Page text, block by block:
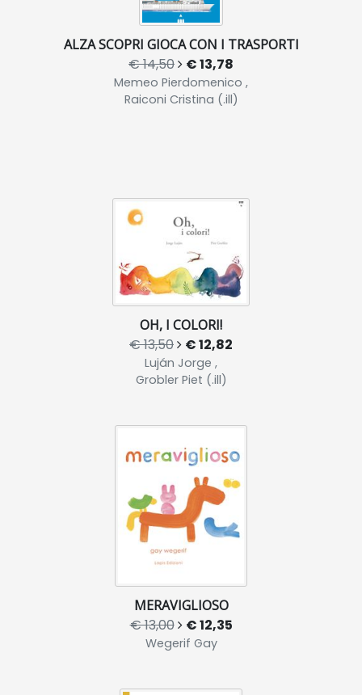
ALZA SCOPRI GIOCA CON I TRASPORTI
€ 14,50 € 13,78
Memeo Pierdomenico ,
Raiconi Cristina (.ill)
OH, I COLORI!
€ 13,50 € 12,82
Luján Jorge ,
Grobler Piet (.ill)
MERAVIGLIOSO
€ 13,00 € 12,35
Wegerif Gay